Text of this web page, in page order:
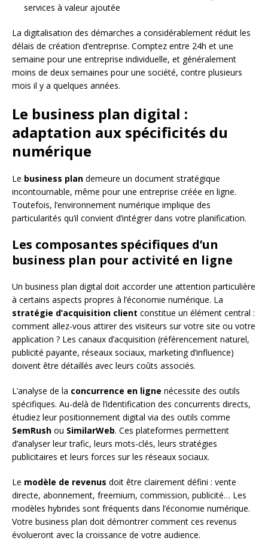
services à valeur ajoutée
La digitalisation des démarches a considérablement réduit les
délais de création d’entreprise. Comptez entre 24h et une
semaine pour une entreprise individuelle, et généralement
moins de deux semaines pour une société, contre plusieurs
mois il y a quelques années.
Le business plan digital :
adaptation aux spécificités du
numérique
Le business plan demeure un document stratégique
incontournable, même pour une entreprise créée en ligne.
Toutefois, l’environnement numérique implique des
particularités qu’il convient d’intégrer dans votre planification.
Les composantes spécifiques d’un
business plan pour activité en ligne
Un business plan digital doit accorder une attention particulière
à certains aspects propres à l’économie numérique. La
stratégie d’acquisition client constitue un élément central :
comment allez-vous attirer des visiteurs sur votre site ou votre
application ? Les canaux d’acquisition (référencement naturel,
publicité payante, réseaux sociaux, marketing d’influence)
doivent être détaillés avec leurs coûts associés.
L’analyse de la concurrence en ligne nécessite des outils
spécifiques. Au-delà de l’identification des concurrents directs,
étudiez leur positionnement digital via des outils comme
SemRush ou SimilarWeb. Ces plateformes permettent
d’analyser leur trafic, leurs mots-clés, leurs stratégies
publicitaires et leurs forces sur les réseaux sociaux.
Le modèle de revenus doit être clairement défini : vente
directe, abonnement, freemium, commission, publicité… Les
modèles hybrides sont fréquents dans l’économie numérique.
Votre business plan doit démontrer comment ces revenus
évolueront avec la croissance de votre audience.